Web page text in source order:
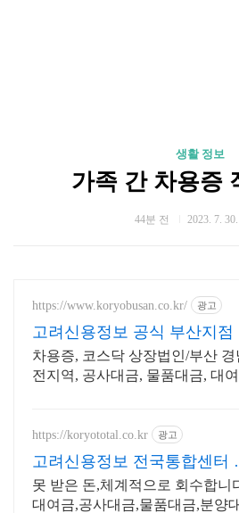
생활 정보
가족 간 차용증
44분 전 2023. 7.
https://www.koryobusan.co.kr/ 광고
고려신용정보 공식 부산지점
일접수 각종 미수금 상담!
차용증, 코스닥 상장법인/부산 경
전지역, 공사대금, 물품대금, 대
https://koryototal.co.kr 광고
고려신용정보 전국통합센터
지역 미수금 전문상담
못 받은 돈,체계적으로 회수합니
대여금,공사대금,물품대금,분양